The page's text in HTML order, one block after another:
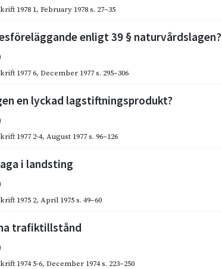
1978 1, February 1978s. 27–35
enligt 39 § naturvårdslagen?
1977 6, December 1977s. 295–306
en lyckad lagstiftningsprodukt?
1977 2-4, August 1977s. 96–126
i landsting
1975 2, April 1975s. 49–60
trafiktillstånd
1974 5-6, December 1974s. 223–250